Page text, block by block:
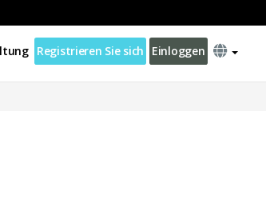
Registrieren Sie sich Einloggen